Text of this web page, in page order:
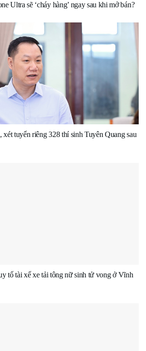
Ultra sẽ ‘cháy hàng’ ngay sau khi mở bán?
tuyển riêng 328 thí sinh Tuyên Quang sau
tố tài xế xe tải tông nữ sinh tử vong ở Vĩnh